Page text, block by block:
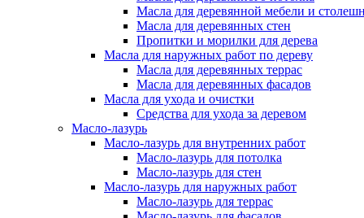
Масла для деревянной мебели и
Масла для деревянных стен
Пропитки и морилки для дерева
Масла для наружных работ по дереву
Масла для деревянных террас
Масла для деревянных фасадов
Масла для ухода и очистки
Средства для ухода за деревом
Масло-лазурь
Масло-лазурь для внутренних работ
Масло-лазурь для потолка
Масло-лазурь для стен
Масло-лазурь для наружных работ
Масло-лазурь для террас